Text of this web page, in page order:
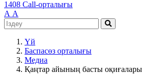
1408 Call-орталығы
А А
Үй
Баспасөз орталығы
Медиа
Қаңтар айының басты оқиғалары